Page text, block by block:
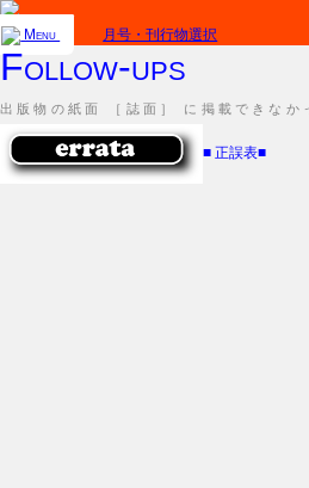
Menu 月号・刊行物選択
Follow-ups
出版物の紙面 ［誌面］ に掲載できなか
■ 正誤表■